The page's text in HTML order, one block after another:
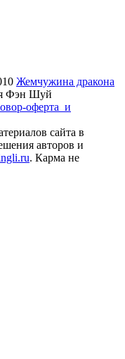
Жемчужина дракона
Фэн Шуй
оферта и
сайта в
авторов и
. Карма не